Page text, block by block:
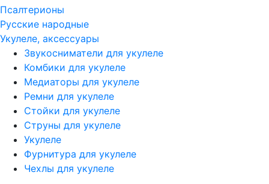
Псалтерионы
Русские народные
Укулеле, аксессуары
Звукосниматели для укулеле
Комбики для укулеле
Медиаторы для укулеле
Ремни для укулеле
Стойки для укулеле
Струны для укулеле
Укулеле
Фурнитура для укулеле
Чехлы для укулеле